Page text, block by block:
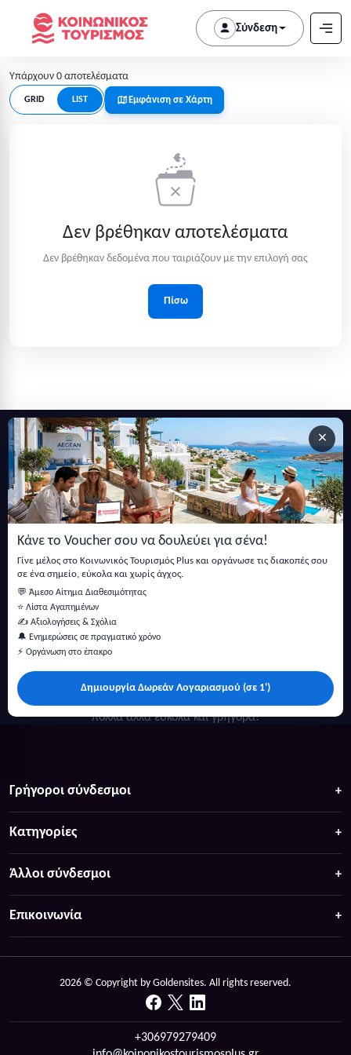
Σύνδεση
Υπάρχουν 0 αποτελέσματα
GRID LIST Εμφάνιση σε Χάρτη
Δεν βρέθηκαν αποτελέσματα
Δεν βρέθηκαν δεδομένα που ταιριάζουν με την επιλογή σας
Πίσω
×
Κάνε το Voucher σου να δουλεύει για σένα!
Γίνε μέλος στο Κοινωνικός Τουρισμός Plus και οργάνωσε τις διακοπές σου
σε ένα σημείο, εύκολα και χωρίς άγχος.
💬 Άμεσο Αίτημα Διαθεσιμότητας
⭐ Λίστα Αγαπημένων
✍️ Αξιολογήσεις & Σχόλια
🔔 Ενημερώσεις σε πραγματικό χρόνο
⚡ Οργάνωση στο έπακρο
Δημιουργία Δωρεάν Λογαριασμού (σε 1')
Εγγραφείτε στο newsletter μας
Μείνετε ενημερωμένοι με τις τελευταίες ειδήσεις, ανακοινώσεις
και άρθρα.
πολλά άλλα ευκολα και γρήγορα!
Γρήγοροι σύνδεσμοι
Κατηγορίες
Άλλοι σύνδεσμοι
Επικοινωνία
2026 © Copyright by Goldensites. All rights reserved.
+306979279409